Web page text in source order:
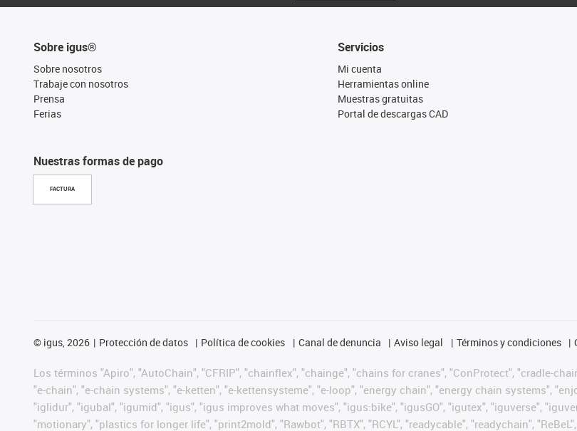
Sobre igus®
Sobre nosotros
Trabaje con nosotros
Prensa
Ferias
Nuestras formas de pago
FACTURA
Servicios
Mi cuenta
Herramientas online
Muestras gratuitas
Portal de descargas CAD
© igus, 2026 Protección de datos Política de cookies Canal de denuncia Aviso legal Términos y condiciones
Los términos "Apiro", "AutoChain", "CFRIP", "chainflex", "chainge", "chains for cranes", "ConProtect", "cradle-
"e-chain", "e-chain systems", "e-ketten", "e-kettensysteme", "e-loop", "energy chain", "energy chain systems",
"iglidur", "igubal", "igumid", "igus", "igus improves what moves", "igus:bike", "igusGO", "igutex", "iguverse",
"motionary", "plastics for longer life", "print2mold", "Rawbot", "RBTX", "RCYL", "readycable", "readychain",